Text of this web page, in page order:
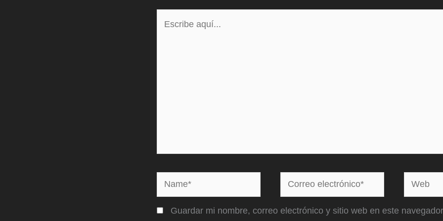
Name*
Correo
electrónico*
Web
Guardar mi nombre, correo electrónico y sitio web en este